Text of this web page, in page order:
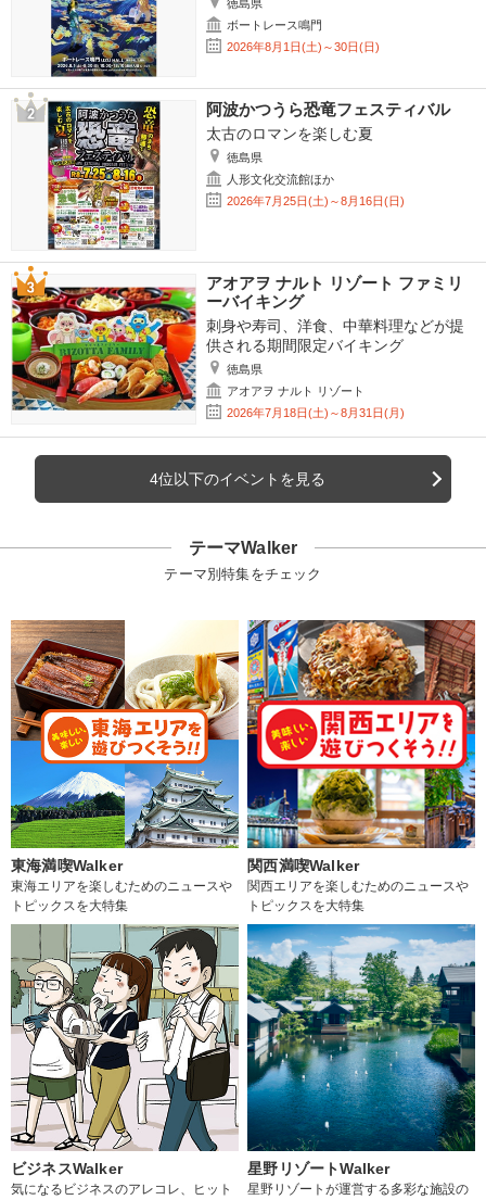
徳島県
ボートレース鳴門
2026年8月1日(土)～30日(日)
阿波かつうら恐竜フェスティバル
太古のロマンを楽しむ夏
徳島県
人形文化交流館ほか
2026年7月25日(土)～8月16日(日)
アオアヲ ナルト リゾート ファミリ
ーバイキング
刺身や寿司、洋食、中華料理などが提
供される期間限定バイキング
徳島県
アオアヲ ナルト リゾート
2026年7月18日(土)～8月31日(月)
4位以下のイベントを見る
テーマWalker
テーマ別特集をチェック
東海満喫Walker
東海エリアを楽しむためのニュースや
トピックスを大特集
関西満喫Walker
関西エリアを楽しむためのニュースや
トピックスを大特集
ビジネスWalker
気になるビジネスのアレコレ、ヒット
星野リゾートWalker
星野リゾートが運営する多彩な施設の